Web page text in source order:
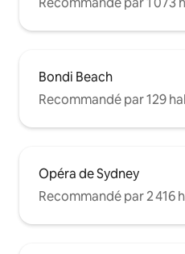
Bondi Beach
Recommandé par 129
Opéra de Sydney
Recommandé par 2 416